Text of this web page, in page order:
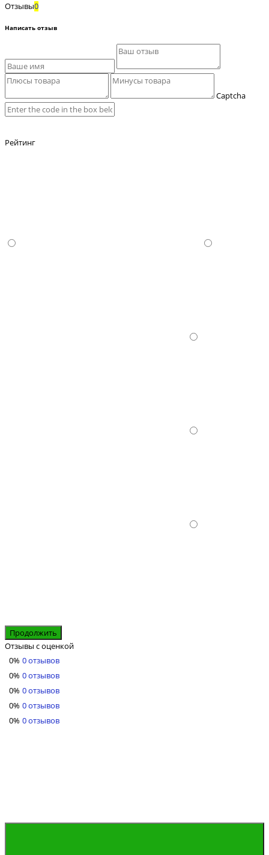
Отзывы0
Написать отзыв
Captcha
Рейтинг
Продолжить
Отзывы с оценкой
0% 0 отзывов
0% 0 отзывов
0% 0 отзывов
0% 0 отзывов
0% 0 отзывов